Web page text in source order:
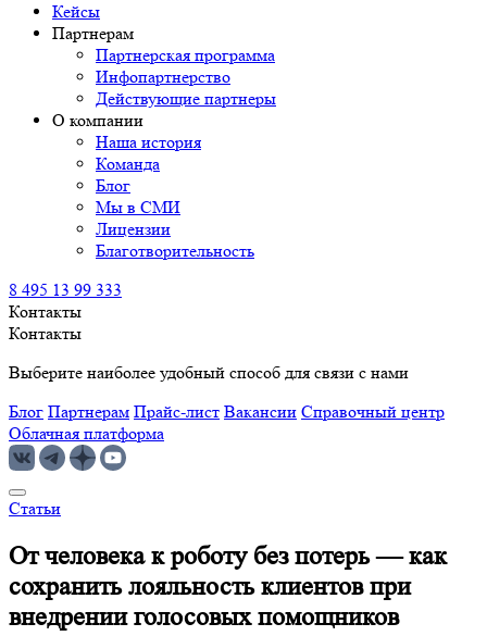
Кейсы
Партнерам
Партнерская программа
Инфопартнерство
Действующие партнеры
О компании
Наша история
Команда
Блог
Мы в СМИ
Лицензии
Благотворительность
8 495 13 99 333
Контакты
Контакты
Выберите наиболее удобный способ для связи с нами
Блог Партнерам Прайс-лист Вакансии Справочный центр
Облачная платформа
Статьи
От человека к роботу без потерь — как
сохранить лояльность клиентов при
внедрении голосовых помощников